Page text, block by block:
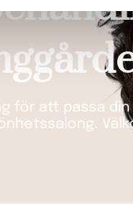
för att passa